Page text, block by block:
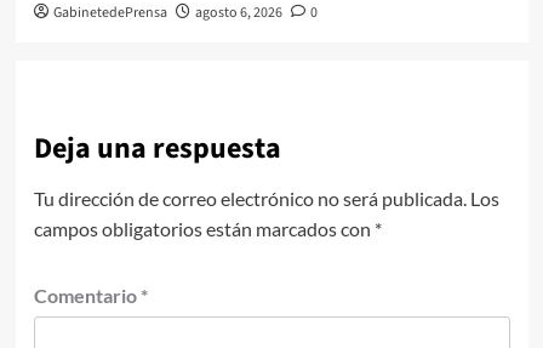
GabinetedePrensa agosto 6, 2026 0
Deja una respuesta
Tu dirección de correo electrónico no será publicada. Los
campos obligatorios están marcados con *
Comentario *